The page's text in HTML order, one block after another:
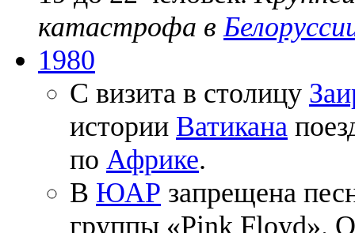
катастрофа в
1980
С визита в столицу
истории Ватикана
по Африке.
В ЮАР запрещена
группы «Pink Floyd».